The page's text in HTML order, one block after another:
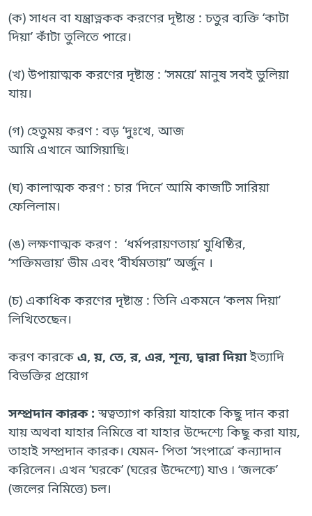
(ক) সাধন বা যন্ত্রাত্নকক করণের দৃষ্টান্ত : চতুর ব্যক্তি ‘কাটা
দিয়া’ কাঁটা তুলিতে পারে।
(খ) উপায়াত্মক করণের দৃষ্টান্ত : ‘সময়ে’ মানুষ সবই ভুলিয়া
যায়।
(গ) হেতুময় করণ : বড় ‘দুঃখে, আজ
আমি এখানে আসিয়াছি।
(ঘ) কালাত্মক করণ : চার ‘দিনে’ আমি কাজটি সারিয়া
ফেলিলাম।
(ঙ) লক্ষণাত্মক করণ : ‘ধর্মপরায়ণতায়’ যুধিষ্ঠির,
‘শক্তিমত্তায়’ ভীম এবং ‘বীর্যমতায়” অর্জুন ।
(চ) একাধিক করণের দৃষ্টান্ত : তিনি একমনে ‘কলম দিয়া’
লিখিতেছেন।
করণ কারকে এ, য়, তে, র, এর, শূন্য, দ্বারা দিয়াইত্যাদি
বিভক্তির প্রয়োগ
সম্প্রদান কারক :স্বত্বত্যাগ করিয়া যাহাকে কিছু দান করা
যায় অথবা যাহার নিমিত্তে বা যাহার উদ্দেশ্যে কিছু করা যায়,
তাহাই সম্প্রদান কারক। যেমন- পিতা ‘সংপাত্রে’ কন্যাদান
করিলেন। এখন ‘ঘরকে’ (ঘরের উদ্দেশ্যে) যাও ৷ ‘জলকে’
(জলের নিমিত্তে) চল।